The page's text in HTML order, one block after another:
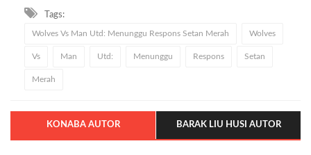
Tags:
Wolves Vs Man Utd: Menunggu Respons Setan Merah Wolves
Vs Man Utd: Menunggu Respons Setan
Merah
KONABA AUTOR BARAK LIU HUSI AUTOR